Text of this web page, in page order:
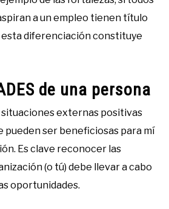
a un empleo tienen título
esta diferenciación constituye
de una persona
externas positivas
ser beneficiosas para mí
Es clave reconocer las
(o tú) debe llevar a cabo
oportunidades.